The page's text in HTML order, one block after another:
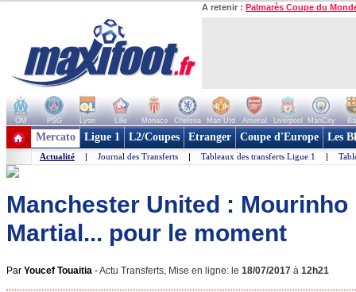
A retenir : Palmarès Coupe du
OM PSG Lyon Lille Monaco Chelsea Man Utd Arsenal Liverpool ManCity
+ de clubs
Mercato Ligue 1 L2/Coupes Etranger Coupe d'Europe Les
Actualité | Journal des Transferts | Tableaux des transferts Ligue 1 |
Manchester United :
Martial... pour le moment
Par Youcef Touaitia -Actu Transferts, Mise en ligne: le 18/07/2017 à 12h21